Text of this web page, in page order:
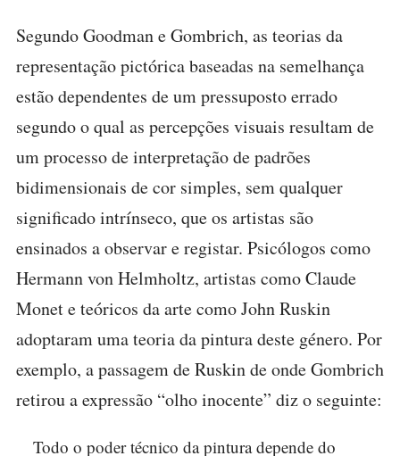
Segundo Goodman e Gombrich, as teorias da
representação pictórica baseadas na semelhança
estão dependentes de um pressuposto errado
segundo o qual as percepções visuais resultam de
um processo de interpretação de padrões
bidimensionais de cor simples, sem qualquer
significado intrínseco, que os artistas são
ensinados a observar e registar. Psicólogos como
Hermann von Helmholtz, artistas como Claude
Monet e teóricos da arte como John Ruskin
adoptaram uma teoria da pintura deste género. Por
exemplo, a passagem de Ruskin de onde Gombrich
retirou a expressão “olho inocente” diz o seguinte:
Todo o poder técnico da pintura depende do